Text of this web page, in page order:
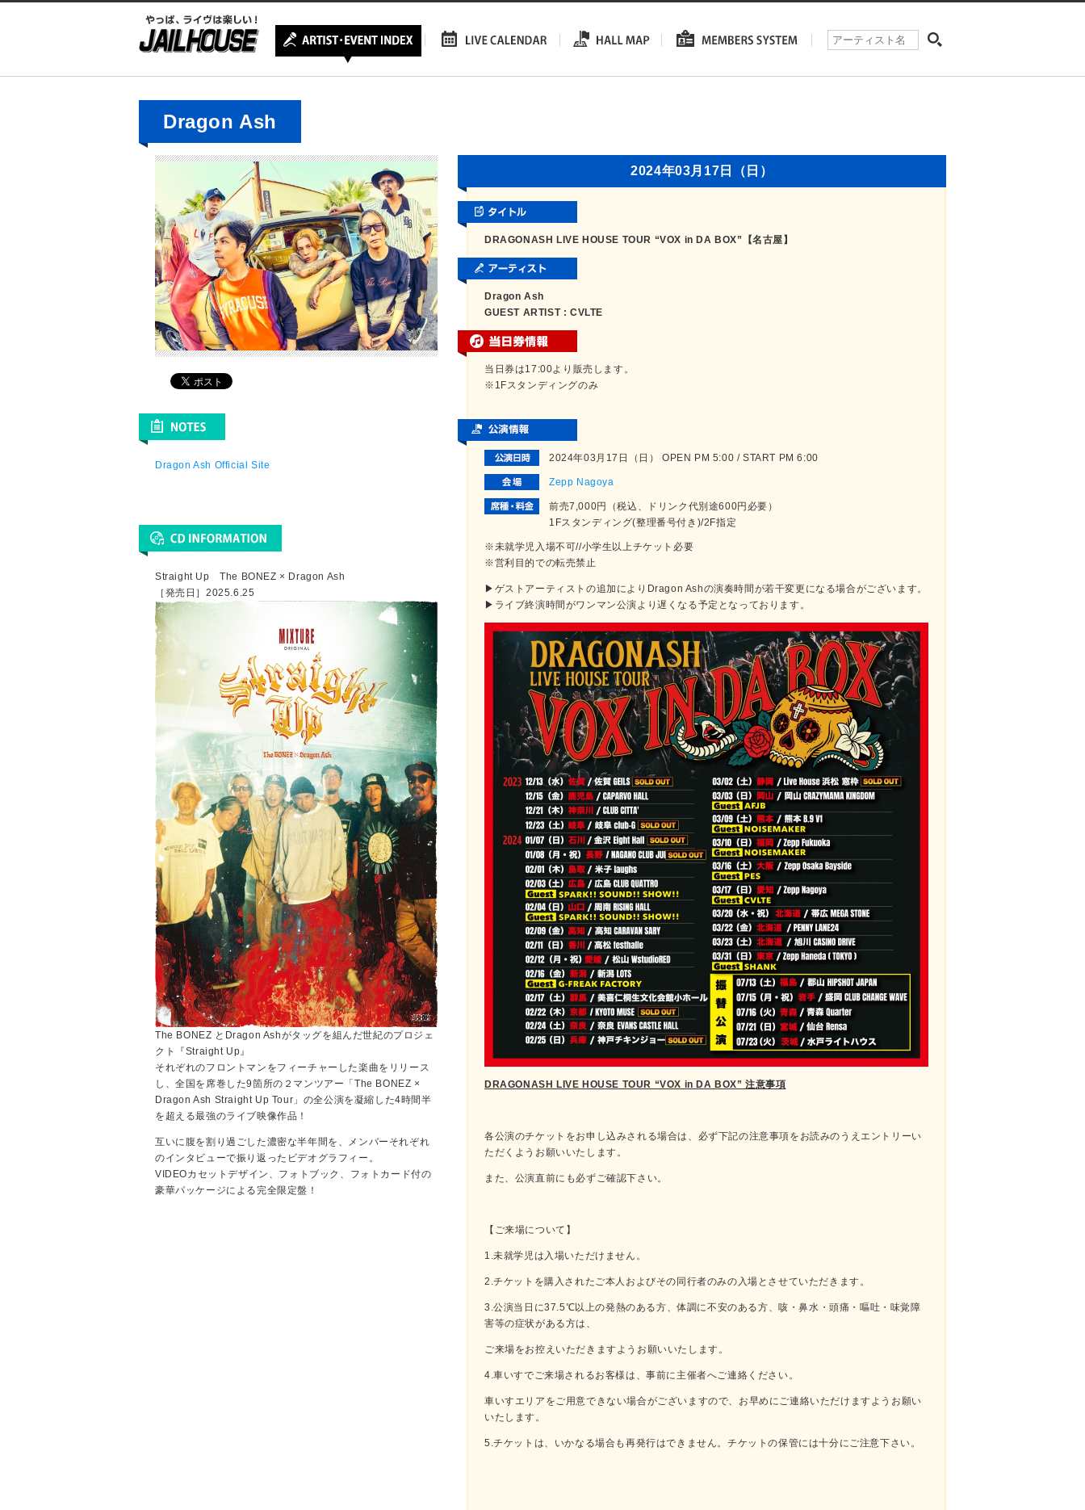
Dragon Ash
Dragon Ash Official Site
Straight Up The BONEZ × Dragon Ash
［発売日］2025.6.25
The BONEZ とDragon Ashがタッグを組んだ世紀のプロジェ
クト『Straight Up』
それぞれのフロントマンをフィーチャーした楽曲をリリース
し、全国を席巻した9箇所の２マンツアー「The BONEZ ×
Dragon Ash Straight Up Tour」の全公演を凝縮した4時間半
を超える最強のライブ映像作品！
互いに腹を割り過ごした濃密な半年間を、メンバーそれぞれ
のインタビューで振り返ったビデオグラフィー。
VIDEOカセットデザイン、フォトブック、フォトカード付の
豪華パッケージによる完全限定盤！
2024年03月17日（日）
DRAGONASH LIVE HOUSE TOUR “VOX in DA BOX”【名古屋】
Dragon Ash
GUEST ARTIST : CVLTE
当日券は17:00より販売します。
※1Fスタンディングのみ
2024年03月17日（日） OPEN PM 5:00 / START PM 6:00
Zepp Nagoya
前売7,000円（税込、ドリンク代別途600円必要）
1Fスタンディング(整理番号付き)/2F指定
※未就学児入場不可//小学生以上チケット必要
※営利目的での転売禁止
▶︎ゲストアーティストの追加によりDragon Ashの演奏時間が若干変更になる場合がございます。
▶︎ライブ終演時間がワンマン公演より遅くなる予定となっております。
DRAGONASH LIVE HOUSE TOUR “VOX in DA BOX”注意事項
各公演のチケットをお申し込みされる場合は、必ず下記の注意事項をお読みのうえエントリーい
ただくようお願いいたします。
また、公演直前にも必ずご確認下さい。
【ご来場について】
1.未就学児は入場いただけません。
2.チケットを購入されたご本人およびその同行者のみの入場とさせていただきます。
3.公演当日に37.5℃以上の発熱のある方、体調に不安のある方、咳・鼻水・頭痛・嘔吐・味覚障
害等の症状がある方は、
ご来場をお控えいただきますようお願いいたします。
4.車いすでご来場されるお客様は、事前に主催者へご連絡ください。
車いすエリアをご用意できない場合がございますので、お早めにご連絡いただけますようお願い
いたします。
5.チケットは、いかなる場合も再発行はできません。チケットの保管には十分にご注意下さい。